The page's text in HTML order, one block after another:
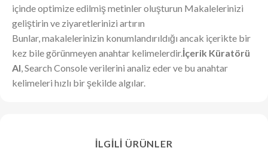
içinde optimize edilmiş metinler oluşturun Makalelerinizi
geliştirin ve ziyaretlerinizi artırın
Bunlar, makalelerinizin konumlandırıldığı ancak içerikte bir
kez bile görünmeyen anahtar kelimelerdir.İçerik Küratörü
AI, Search Console verilerini analiz eder ve bu anahtar
kelimeleri hızlı bir şekilde algılar.
İLGILI ÜRÜNLER